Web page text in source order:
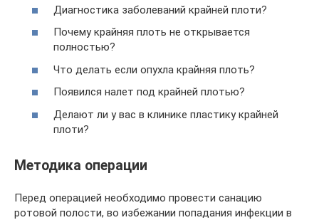
Диагностика заболеваний крайней плоти?
Почему крайняя плоть не открывается
полностью?
Что делать если опухла крайняя плоть?
Появился налет под крайней плотью?
Делают ли у вас в клинике пластику крайней
плоти?
Методика операции
Перед операцией необходимо провести санацию
ротовой полости, во избежании попадания инфекции в